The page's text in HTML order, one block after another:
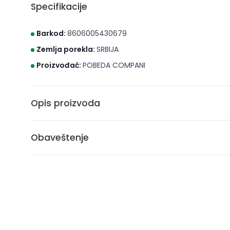
Specifikacije
Barkod: 8606005430679
Zemlja porekla: SRBIJA
Proizvođač: POBEDA COMPANI
Opis proizvoda
Obaveštenje